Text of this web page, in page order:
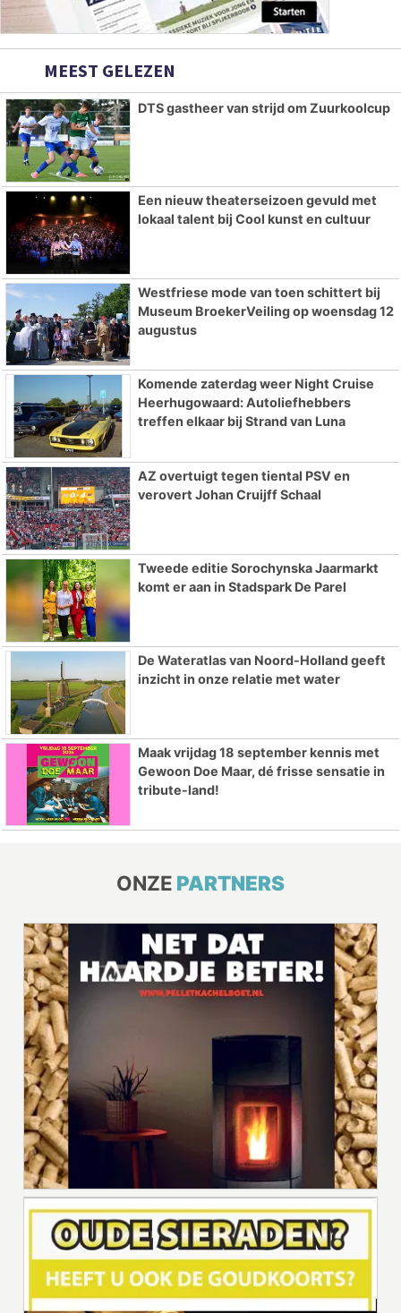
MEEST GELEZEN
DTS gastheer van strijd om Zuurkoolcup
Een nieuw theaterseizoen gevuld met
lokaal talent bij Cool kunst en cultuur
Westfriese mode van toen schittert bij
Museum BroekerVeiling op woensdag 12
augustus
Komende zaterdag weer Night Cruise
Heerhugowaard: Autoliefhebbers
treffen elkaar bij Strand van Luna
AZ overtuigt tegen tiental PSV en
verovert Johan Cruijff Schaal
Tweede editie Sorochynska Jaarmarkt
komt er aan in Stadspark De Parel
De Wateratlas van Noord-Holland geeft
inzicht in onze relatie met water
Maak vrijdag 18 september kennis met
Gewoon Doe Maar, dé frisse sensatie in
tribute-land!
ONZE PARTNERS